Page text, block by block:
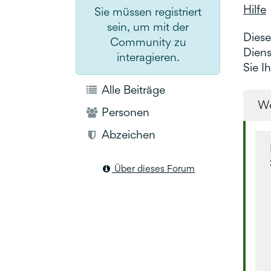
Sie müssen registriert
sein, um mit der
Community zu
interagieren.
Alle Beiträge
Personen
Abzeichen
Über dieses Forum
Hilfe
Sie